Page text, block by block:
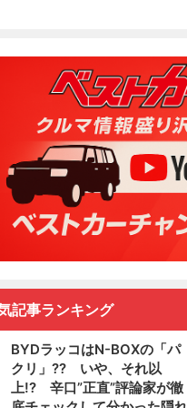
記事ランキング
BYDラッコはN-BOXの「パ
クリ」?? いや、それ以
上!? 辛口”正直”評論家が徹